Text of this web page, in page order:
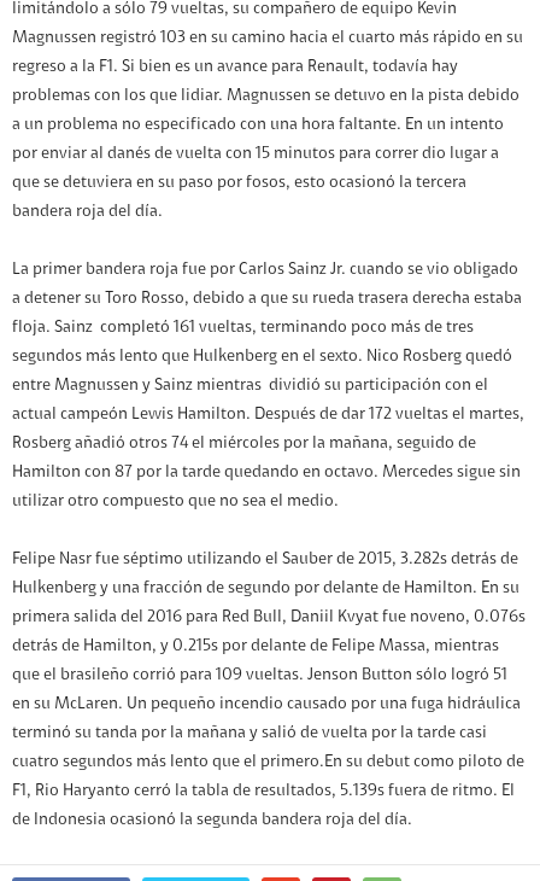
limitándolo a sólo 79 vueltas, su compañero de equipo Kevin
Magnussen registró 103 en su camino hacia el cuarto más rápido en su
regreso a la F1. Si bien es un avance para Renault, todavía hay
problemas con los que lidiar. Magnussen se detuvo en la pista debido
a un problema no especificado con una hora faltante. En un intento
por enviar al danés de vuelta con 15 minutos para correr dio lugar a
que se detuviera en su paso por fosos, esto ocasionó la tercera
bandera roja del día.
La primer bandera roja fue por Carlos Sainz Jr. cuando se vio obligado
a detener su Toro Rosso, debido a que su rueda trasera derecha estaba
floja. Sainz completó 161 vueltas, terminando poco más de tres
segundos más lento que Hulkenberg en el sexto. Nico Rosberg quedó
entre Magnussen y Sainz mientras dividió su participación con el
actual campeón Lewis Hamilton. Después de dar 172 vueltas el martes,
Rosberg añadió otros 74 el miércoles por la mañana, seguido de
Hamilton con 87 por la tarde quedando en octavo. Mercedes sigue sin
utilizar otro compuesto que no sea el medio.
Felipe Nasr fue séptimo utilizando el Sauber de 2015, 3.282s detrás de
Hulkenberg y una fracción de segundo por delante de Hamilton. En su
primera salida del 2016 para Red Bull, Daniil Kvyat fue noveno, 0.076s
detrás de Hamilton, y 0.215s por delante de Felipe Massa, mientras
que el brasileño corrió para 109 vueltas. Jenson Button sólo logró 51
en su McLaren. Un pequeño incendio causado por una fuga hidráulica
terminó su tanda por la mañana y salió de vuelta por la tarde casi
cuatro segundos más lento que el primero.En su debut como piloto de
F1, Rio Haryanto cerró la tabla de resultados, 5.139s fuera de ritmo. El
de Indonesia ocasionó la segunda bandera roja del día.